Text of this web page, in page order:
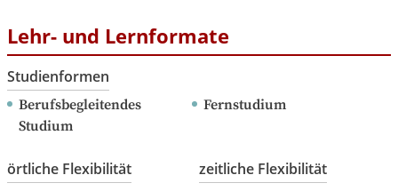
Lehr- und Lernformate
Studienformen
Berufsbegleitendes
Studium
Fernstudium
örtliche Flexibilität zeitliche Flexibilität